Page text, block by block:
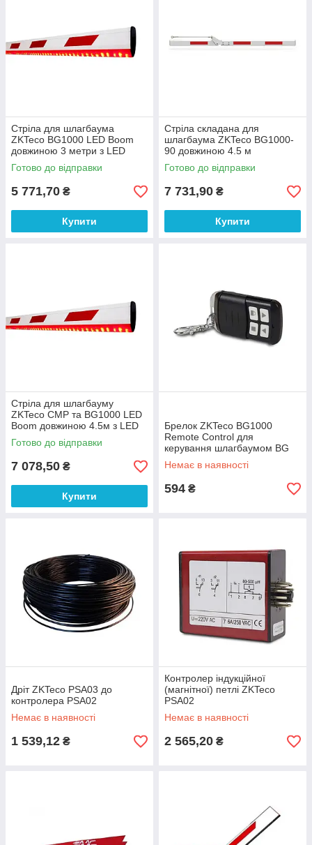
Стріла для шлагбаума
ZKTeco BG1000 LED Boom
довжиною 3 метри з LED
підсвіткою
Готово до відправки
5 771,70 ₴
Купити
Стріла складана для
шлагбаума ZKTeco BG1000-
90 довжиною 4.5 м
Готово до відправки
7 731,90 ₴
Купити
Стріла для шлагбауму
ZKTeco CMP та BG1000 LED
Boom довжиною 4.5м з LED
підсвічуванням
Готово до відправки
7 078,50 ₴
Купити
Брелок ZKTeco BG1000
Remote Control для
керування шлагбаумом BG
серії
Немає в наявності
594 ₴
Дріт ZKTeco PSA03 до
контролера PSA02
Немає в наявності
1 539,12 ₴
Контролер індукційної
(магнітної) петлі ZKTeco
PSA02
Немає в наявності
2 565,20 ₴